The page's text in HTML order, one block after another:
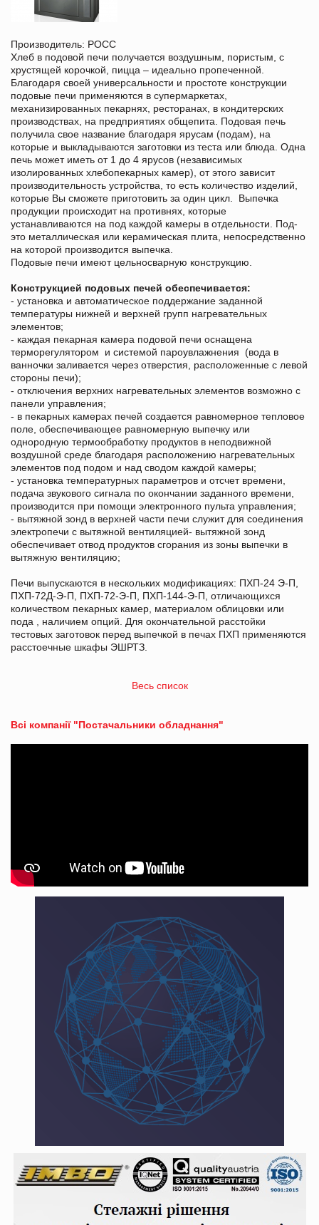
Производитель: РОСС
Хлеб в подовой печи получается воздушным, пористым, с
хрустящей корочкой, пицца – идеально пропеченной.
Благодаря своей универсальности и простоте конструкции
подовые печи применяются в супермаркетах,
механизированных пекарнях, ресторанах, в кондитерских
производствах, на предприятиях общепита. Подовая печь
получила свое название благодаря ярусам (подам), на
которые и выкладываются заготовки из теста или блюда. Одна
печь может иметь от 1 до 4 ярусов (независимых
изолированных хлебопекарных камер), от этого зависит
производительность устройства, то есть количество изделий,
которые Вы сможете приготовить за один цикл. Выпечка
продукции происходит на противнях, которые
устанавливаются на под каждой камеры в отдельности. Под-
это металлическая или керамическая плита, непосредственно
на которой производится выпечка.
Подовые печи имеют цельносварную конструкцию.
Конструкцией подовых печей обеспечивается:
- установка и автоматическое поддержание заданной
температуры нижней и верхней групп нагревательных
элементов;
- каждая пекарная камера подовой печи оснащена
терморегулятором и системой пароувлажнения (вода в
ванночки заливается через отверстия, расположенные с левой
стороны печи);
- отключения верхних нагревательных элементов возможно с
панели управления;
- в пекарных камерах печей создается равномерное тепловое
поле, обеспечивающее равномерную выпечку или
однородную термообработку продуктов в неподвижной
воздушной среде благодаря расположению нагревательных
элементов под подом и над сводом каждой камеры;
- установка температурных параметров и отсчет времени,
подача звукового сигнала по окончании заданного времени,
производится при помощи электронного пульта управления;
- вытяжной зонд в верхней части печи служит для соединения
электропечи с вытяжной вентиляцией- вытяжной зонд
обеспечивает отвод продуктов сгорания из зоны выпечки в
вытяжную вентиляцию;
Печи выпускаются в нескольких модификациях: ПХП-24 Э-П,
ПХП-72Д-Э-П, ПХП-72-Э-П, ПХП-144-Э-П, отличающихся
количеством пекарных камер, материалом облицовки или
пода , наличием опций. Для окончательной расстойки
тестовых заготовок перед выпечкой в печах ПХП применяются
расстоечные шкафы ЭШРТЗ.
Весь список
Всі компанії "Постачальники обладнання"